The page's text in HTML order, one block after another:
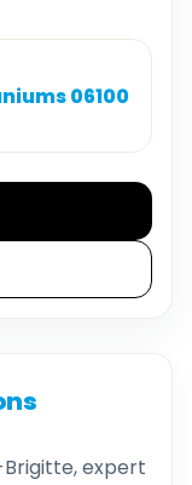
06100
Brigitte, expert